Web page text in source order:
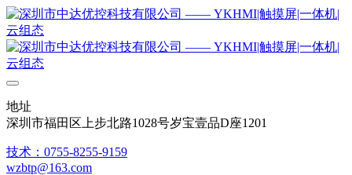
地址
深圳市福田区上步北路1028号岁宝壹品D座1201
技术：0755-8255-9159
wzbtp@163.com